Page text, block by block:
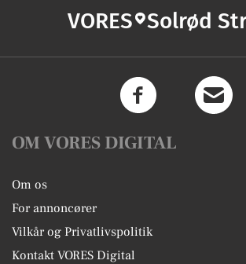
VORES Solrød
OM VORES DIGITAL
Om os
For annoncører
Vilkår og Privatlivspolitik
Kontakt VORES Digital